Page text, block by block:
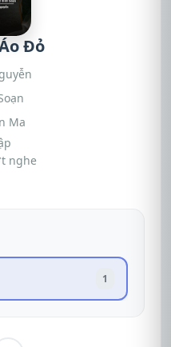
Đỏ
Ma
nghe
1